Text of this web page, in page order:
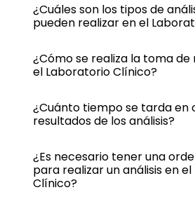
¿Cuáles son los tipos de
pueden realizar en el
¿Cómo se realiza la toma
el Laboratorio Clínico?
¿Cuánto tiempo se tarda en
resultados de los análisis?
¿Es necesario tener una
para realizar un análisis en
Clínico?